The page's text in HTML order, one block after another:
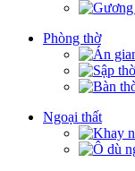
Phòng thờ
Ngoại thất